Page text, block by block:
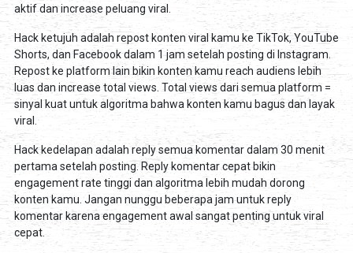
aktif dan increase peluang viral.
Hack ketujuh adalah repost konten viral kamu ke TikTok, YouTube
Shorts, dan Facebook dalam 1 jam setelah posting di Instagram.
Repost ke platform lain bikin konten kamu reach audiens lebih
luas dan increase total views. Total views dari semua platform =
sinyal kuat untuk algoritma bahwa konten kamu bagus dan layak
viral.
Hack kedelapan adalah reply semua komentar dalam 30 menit
pertama setelah posting. Reply komentar cepat bikin
engagement rate tinggi dan algoritma lebih mudah dorong
konten kamu. Jangan nunggu beberapa jam untuk reply
komentar karena engagement awal sangat penting untuk viral
cepat.